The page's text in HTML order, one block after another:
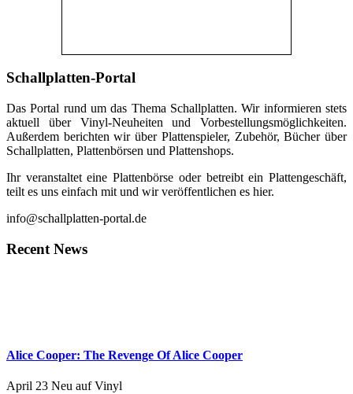
Schallplatten-Portal
Das Portal rund um das Thema Schallplatten. Wir informieren stets
aktuell über Vinyl-Neuheiten und Vorbestellungsmöglichkeiten.
Außerdem berichten wir über Plattenspieler, Zubehör, Bücher über
Schallplatten, Plattenbörsen und Plattenshops.
Ihr veranstaltet eine Plattenbörse oder betreibt ein Plattengeschäft,
teilt es uns einfach mit und wir veröffentlichen es hier.
info@schallplatten-portal.de
Recent News
Alice Cooper: The Revenge Of Alice Cooper
April 23 Neu auf Vinyl